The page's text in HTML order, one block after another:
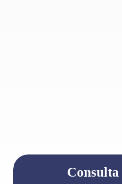
Consulta